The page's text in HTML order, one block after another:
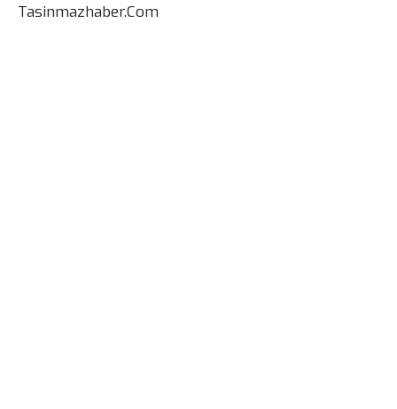
Tasinmazhaber.Com